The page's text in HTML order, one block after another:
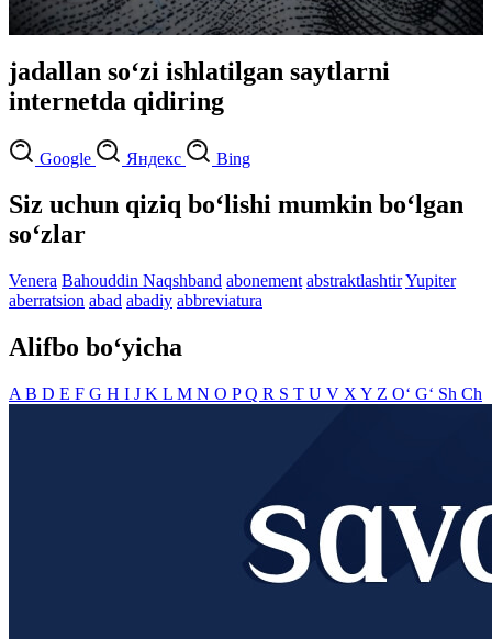
jadallan so‘zi ishlatilgan saytlarni
internetda qidiring
Google Яндекс Bing
Siz uchun qiziq bo‘lishi mumkin bo‘lgan
so‘zlar
Venera Bahouddin Naqshband abonement abstraktlashtirYupiter
aberratsion abad abadiy abbreviatura
Alifbo bo‘yicha
A B D E F G H I J K L M N O PQ R S T U V X Y Z O‘ G‘ Sh Ch